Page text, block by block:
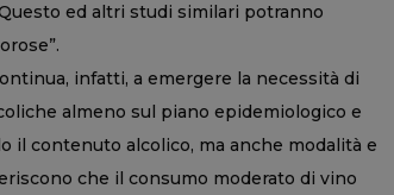
ed altri studi similari potranno
infatti, a emergere la necessità di
almeno sul piano epidemiologico e
il contenuto alcolico, ma anche modalità e
che il consumo moderato di vino